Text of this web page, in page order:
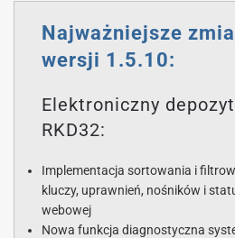
Najważniejsze
wersji 1.5.10:
Elektroniczny
RKD32:
Implementacja sortowania i
kluczy, uprawnień, nośników i
webowej
Nowa funkcja diagnostyczna